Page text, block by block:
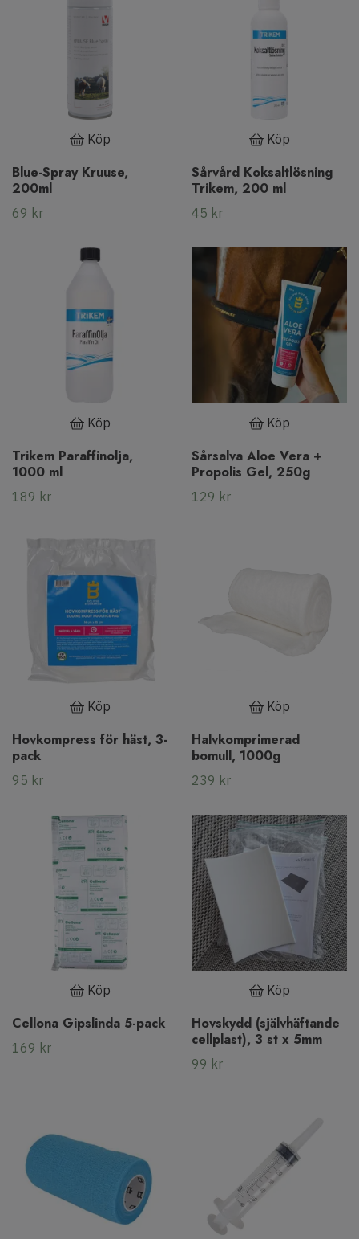
Köp
Blue-Spray Kruuse,
200ml
69 kr
Köp
Sårvård Koksaltlösning
Trikem, 200 ml
45 kr
Köp
Trikem Paraffinolja,
1000 ml
189 kr
Köp
Sårsalva Aloe Vera +
Propolis Gel, 250g
129 kr
Köp
Hovkompress för häst, 3-
pack
95 kr
Köp
Halvkomprimerad
bomull, 1000g
239 kr
Köp
Cellona Gipslinda 5-pack
169 kr
Köp
Hovskydd (självhäftande
cellplast), 3 st x 5mm
99 kr